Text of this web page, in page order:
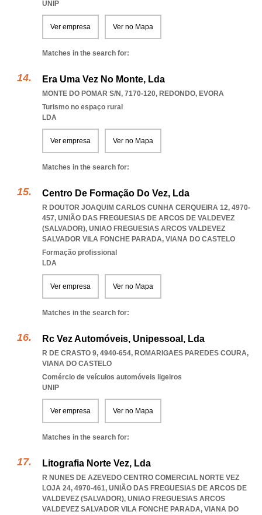
UNIP
Ver empresa Ver no Mapa
Matches in the search for:
Era Uma Vez No Monte, Lda
MONTE DO POMAR S/N, 7170-120, REDONDO, EVORA
Turismo no espaço rural
LDA
Ver empresa Ver no Mapa
Matches in the search for:
Centro De Formação Do Vez, Lda
R DOUTOR JOAQUIM CARLOS CUNHA CERQUEIRA 12, 4970-
457, UNIÃO DAS FREGUESIAS DE ARCOS DE VALDEVEZ
(SALVADOR), UNIAO FREGUESIAS ARCOS VALDEVEZ
SALVADOR VILA FONCHE PARADA, VIANA DO CASTELO
Formação profissional
LDA
Ver empresa Ver no Mapa
Matches in the search for:
Rc Vez Automóveis, Unipessoal, Lda
R DE CRASTO 9, 4940-654, ROMARIGAES PAREDES COURA,
VIANA DO CASTELO
Comércio de veículos automóveis ligeiros
UNIP
Ver empresa Ver no Mapa
Matches in the search for:
Litografia Norte Vez, Lda
R NUNES DE AZEVEDO CENTRO COMERCIAL NORTE VEZ
LOJA 24, 4970-461, UNIÃO DAS FREGUESIAS DE ARCOS DE
VALDEVEZ (SALVADOR), UNIAO FREGUESIAS ARCOS
VALDEVEZ SALVADOR VILA FONCHE PARADA, VIANA DO